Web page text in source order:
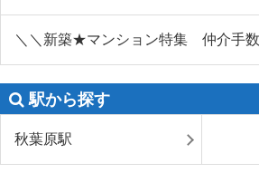
＼＼新築★マンション特集 仲介手数
駅から探す
秋葉原駅